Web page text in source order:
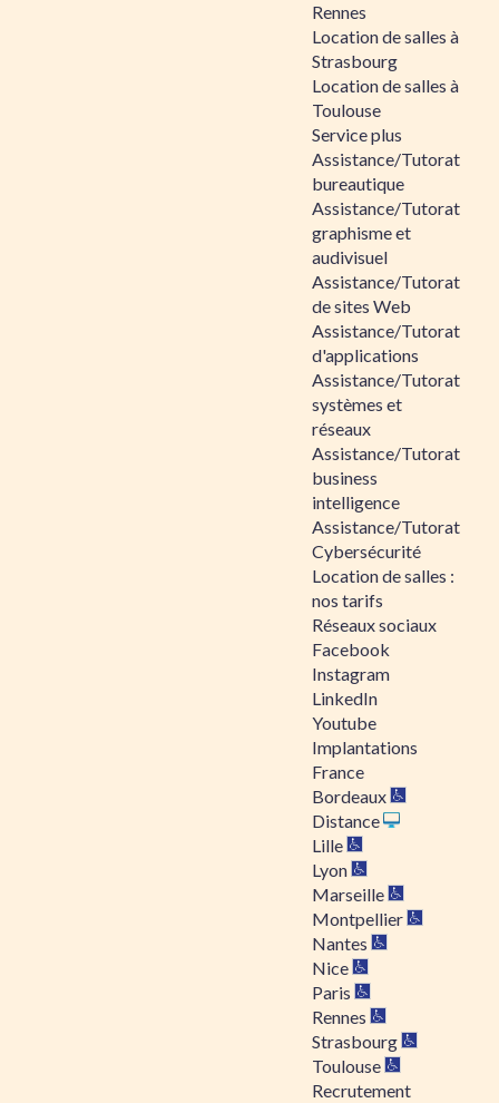
Rennes
Location de salles à
Strasbourg
Location de salles à
Toulouse
Service plus
Assistance/Tutorat
bureautique
Assistance/Tutorat
graphisme et
audivisuel
Assistance/Tutorat
de sites Web
Assistance/Tutorat
d'applications
Assistance/Tutorat
systèmes et
réseaux
Assistance/Tutorat
business
intelligence
Assistance/Tutorat
Cybersécurité
Location de salles :
nos tarifs
Réseaux sociaux
Facebook
Instagram
LinkedIn
Youtube
Implantations
France
Bordeaux
Distance
Lille
Lyon
Marseille
Montpellier
Nantes
Nice
Paris
Rennes
Strasbourg
Toulouse
Recrutement